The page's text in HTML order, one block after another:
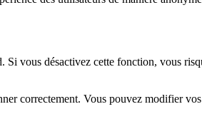
vous désactivez cette fonction, vous
correctement. Vous pouvez modifier